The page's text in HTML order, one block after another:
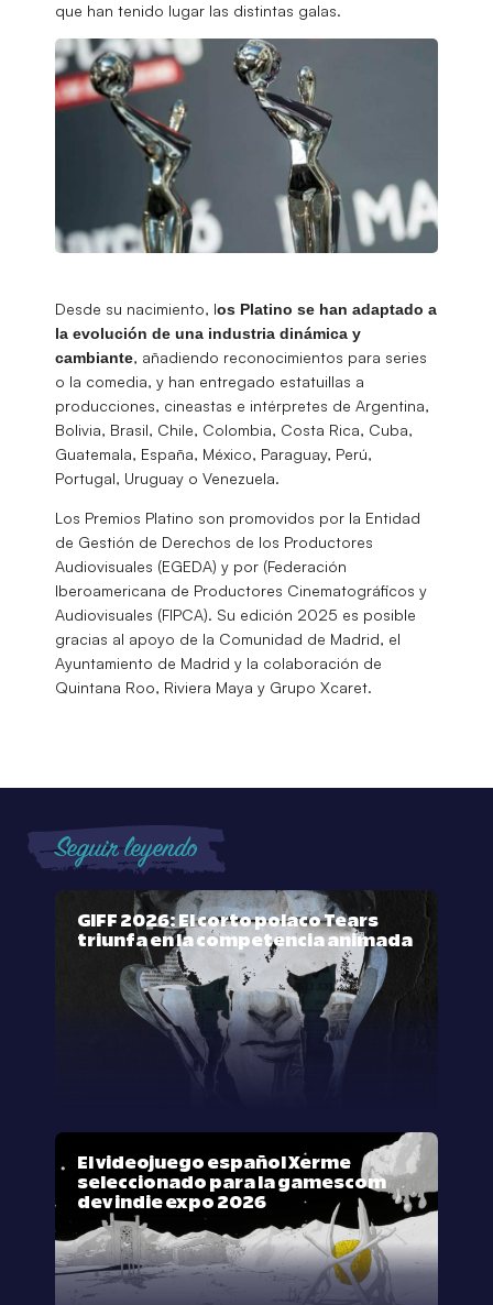
que han tenido lugar las distintas galas.
Desde su nacimiento, los Platino se han adaptado a
la evolución de una industria dinámica y
cambiante, añadiendo reconocimientos para series
o la comedia, y han entregado estatuillas a
producciones, cineastas e intérpretes de Argentina,
Bolivia, Brasil, Chile, Colombia, Costa Rica, Cuba,
Guatemala, España, México, Paraguay, Perú,
Portugal, Uruguay o Venezuela.
Los Premios Platino son promovidos por la Entidad
de Gestión de Derechos de los Productores
Audiovisuales (EGEDA) y por (Federación
Iberoamericana de Productores Cinematográficos y
Audiovisuales (FIPCA). Su edición 2025 es posible
gracias al apoyo de la Comunidad de Madrid, el
Ayuntamiento de Madrid y la colaboración de
Quintana Roo, Riviera Maya y Grupo Xcaret.
Seguir leyendo
GIFF 2026: El corto polaco Tears
triunfa en la competencia animada
El videojuego español Xerme
seleccionado para la gamescom
dev indie expo 2026